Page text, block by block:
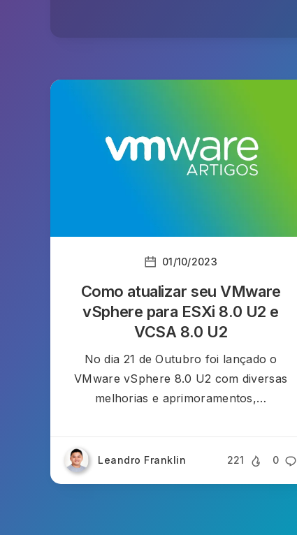
01/10/2023
Como atualizar seu VMware
vSphere para ESXi 8.0 U2 e
VCSA 8.0 U2
No dia 21 de Outubro foi lançado o
VMware vSphere 8.0 U2 com diversas
melhorias e aprimoramentos,…
Leandro Franklin 0
221